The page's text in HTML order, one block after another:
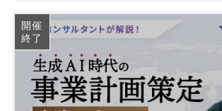
経営戦略 データ バックオフィス
日経メッセプレミアム・カンファレンス・
開催
終了